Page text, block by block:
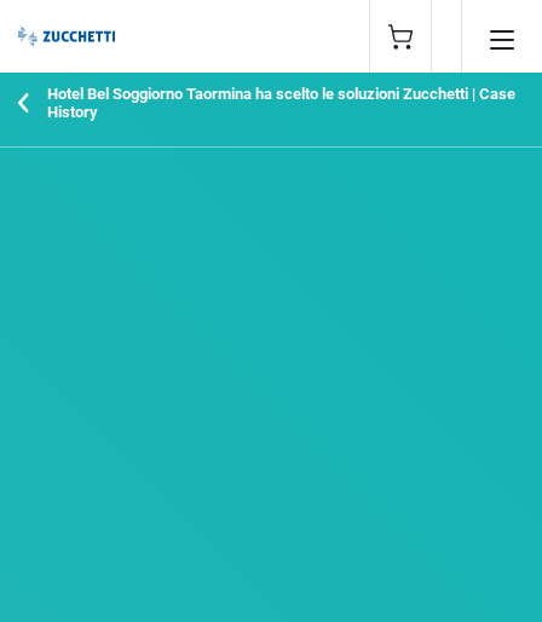
Hotel Bel Soggiorno Taormina ha scelto le soluzioni Zucchetti | Case
History